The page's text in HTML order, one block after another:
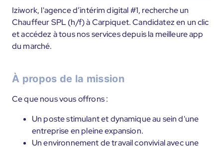
Iziwork, l'agence d’intérim digital #1, recherche un
Chauffeur SPL (h/f) à Carpiquet. Candidatez en un clic
et accédez à tous nos services depuis la meilleure app
du marché.
À propos de la mission
Ce que nous vous offrons :
Un poste stimulant et dynamique au sein d'une
entreprise en pleine expansion.
Un environnement de travail convivial avec une